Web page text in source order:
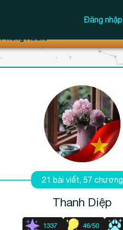
Đăng nhập
Phòng Audio
21 bài viết, 57 chương
Thanh Diệp
1337 46/50